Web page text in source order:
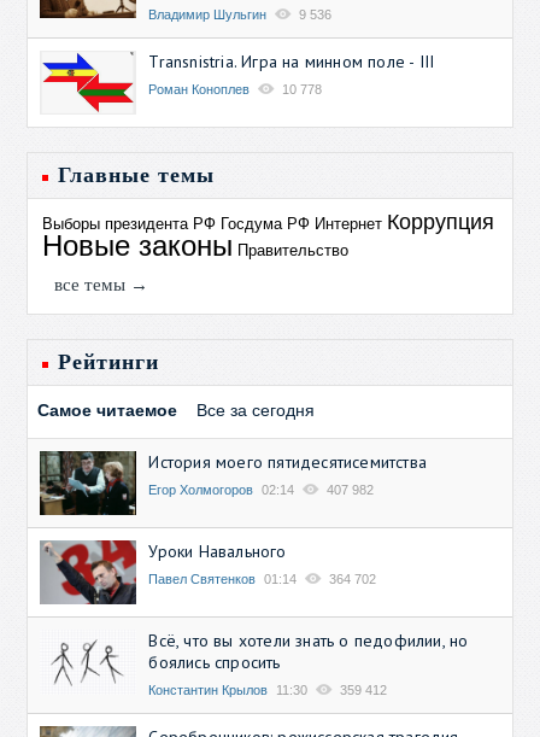
Владимир Шульгин 9 536
Transnistria. Игра на минном поле - III
Роман Коноплев 10 778
Главные темы
Выборы президента РФ Госдума РФ Интернет Коррупция
Новые законы Правительство
все темы →
Рейтинги
Самое читаемое Все за сегодня
История моего пятидесятисемитства
Егор Холмогоров 02:14 407 982
Уроки Навального
Павел Святенков 01:14 364 702
Всё, что вы хотели знать о педофилии, но
боялись спросить
Константин Крылов 11:30 359 412